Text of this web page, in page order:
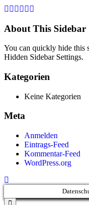
About This Sidebar
You can quickly hide this
Hidden Sidebar Settings.
Kategorien
Keine Kategorien
Meta
Anmelden
Eintrags-Feed
Kommentar-Feed
WordPress.org